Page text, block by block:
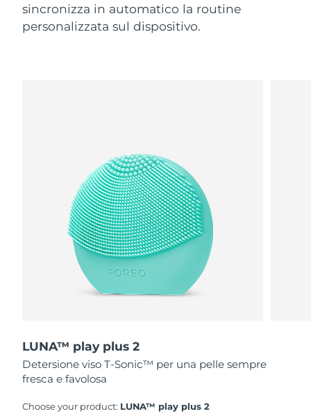
sincronizza in automatico la routine
personalizzata sul dispositivo.
LUNA™ play plus 2
Detersione viso T-Sonic™ per una pelle sempre
fresca e favolosa
Choose your product: LUNA™ play plus 2